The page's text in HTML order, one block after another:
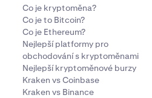
Co je kryptoměna?
Co je to Bitcoin?
Co je Ethereum?
Nejlepší platformy pro
obchodování s kryptoměnami
Nejlepší kryptoměnové burzy
Kraken vs Coinbase
Kraken vs Binance